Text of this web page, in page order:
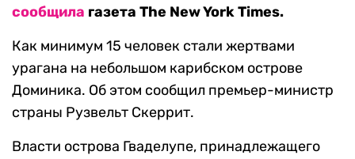
сообщила газета The New York Times.
Как минимум 15 человек стали жертвами
урагана на небольшом карибском острове
Доминика. Об этом сообщил премьер-министр
страны Рузвельт Скеррит.
Власти острова Гваделупе, принадлежащего